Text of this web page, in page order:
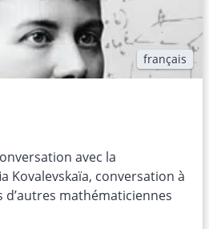
français
avec la
Kovalevskaïa, conversation à
d’autres mathématiciennes